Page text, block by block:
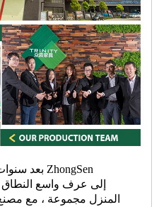
(TRINITY) إلى عرف واسع النطاق
المنزل